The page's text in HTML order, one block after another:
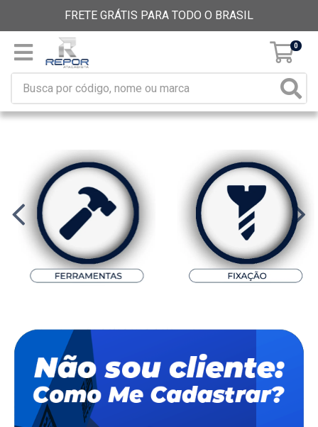
FRETE GRÁTIS PARA TODO O BRASIL
0